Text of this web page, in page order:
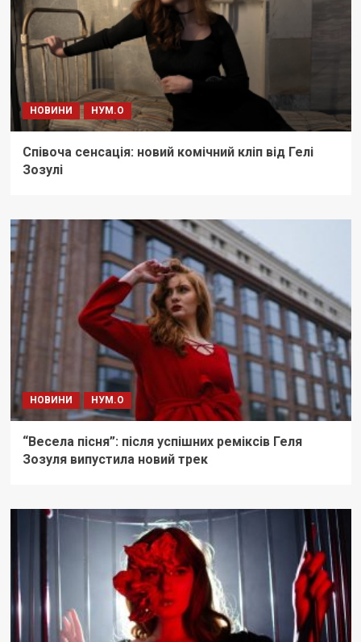
НОВИНИ НУМ.О
Співоча сенсація: новий комічний кліп від Гелі
Зозулі
НОВИНИ НУМ.О
“Весела пісня”: після успішних реміксів Геля
Зозуля випустила новий трек